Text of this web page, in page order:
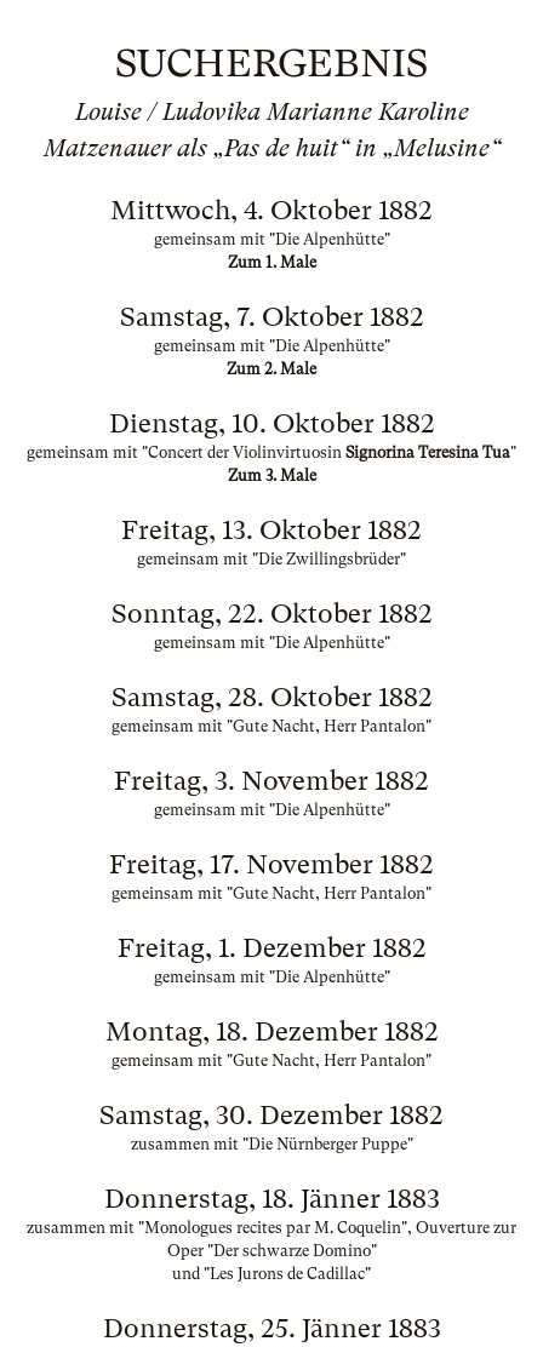
SUCHERGEBNIS
Louise / Ludovika Marianne Karoline
Matzenauer als „Pas de huit“ in „Melusine“
Mittwoch, 4. Oktober 1882
gemeinsam mit "Die Alpenhütte"
Zum 1. Male
Samstag, 7. Oktober 1882
gemeinsam mit "Die Alpenhütte"
Zum 2. Male
Dienstag, 10. Oktober 1882
gemeinsam mit "Concert der Violinvirtuosin Signorina Teresina Tua"
Zum 3. Male
Freitag, 13. Oktober 1882
gemeinsam mit "Die Zwillingsbrüder"
Sonntag, 22. Oktober 1882
gemeinsam mit "Die Alpenhütte"
Samstag, 28. Oktober 1882
gemeinsam mit "Gute Nacht, Herr Pantalon"
Freitag, 3. November 1882
gemeinsam mit "Die Alpenhütte"
Freitag, 17. November 1882
gemeinsam mit "Gute Nacht, Herr Pantalon"
Freitag, 1. Dezember 1882
gemeinsam mit "Die Alpenhütte"
Montag, 18. Dezember 1882
gemeinsam mit "Gute Nacht, Herr Pantalon"
Samstag, 30. Dezember 1882
zusammen mit "Die Nürnberger Puppe"
Donnerstag, 18. Jänner 1883
zusammen mit "Monologues recites par M. Coquelin", Ouverture zur
Oper "Der schwarze Domino"
und "Les Jurons de Cadillac"
Donnerstag, 25. Jänner 1883